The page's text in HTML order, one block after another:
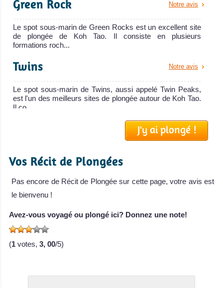
Notre avis
Green Rock
Le spot sous-marin de Green Rocks est un excellent site
de plongée de Koh Tao. Il consiste en plusieurs
formations roch...
Notre avis
Twins
Le spot sous-marin de Twins, aussi appelé Twin Peaks,
est l'un des meilleurs sites de plongée autour de Koh Tao.
Il co...
Notre avis
environ 13 km au sud-ouest de l'île de Koh Tao et est l'un
Chumphon Pinnacle
Le spot sous-marin de Chumphon Pinnacle est un
L'endroit pré...
White Rock
Le site sous-marin de White Rock est situé au sud de
J'y ai plongé !
Vos Récit de Plongées
Pas encore de Récit de Plongée sur cette page, votre avis est
le bienvenu !
Avez-vous voyagé ou plongé ici? Donnez une note!
(1 votes, 3, 00/5)